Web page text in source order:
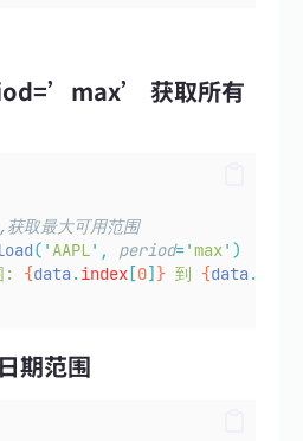
获取所有
取最大可用范围
( 'AAPL' , period='max' )
: {data .index [0] } 到 {data .
期范围